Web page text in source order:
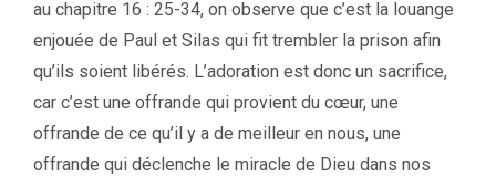
au chapitre 16 : 25-34, on observe que c’est la louange
enjouée de Paul et Silas qui fit trembler la prison afin
qu’ils soient libérés. L’adoration est donc un sacrifice,
car c’est une offrande qui provient du cœur, une
offrande de ce qu’il y a de meilleur en nous, une
offrande qui déclenche le miracle de Dieu dans nos